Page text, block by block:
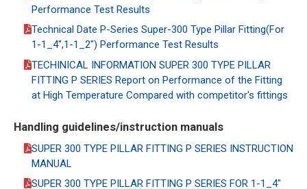
Performance Test Results
Technical Date P-Series Super-300 Type Pillar Fitting(For
1-1_4",1-1_2") Performance Test Results
TECHINICAL INFORMATION SUPER 300 TYPE PILLAR
FITTING P SERIES Report on Performance of the Fitting
at High Temperature Compared with competitor's fittings
Handling guidelines/instruction manuals
SUPER 300 TYPE PILLAR FITTING P SERIES INSTRUCTION
MANUAL
SUPER 300 TYPE PILLAR FITTING P SERIES FOR 1-1_4"